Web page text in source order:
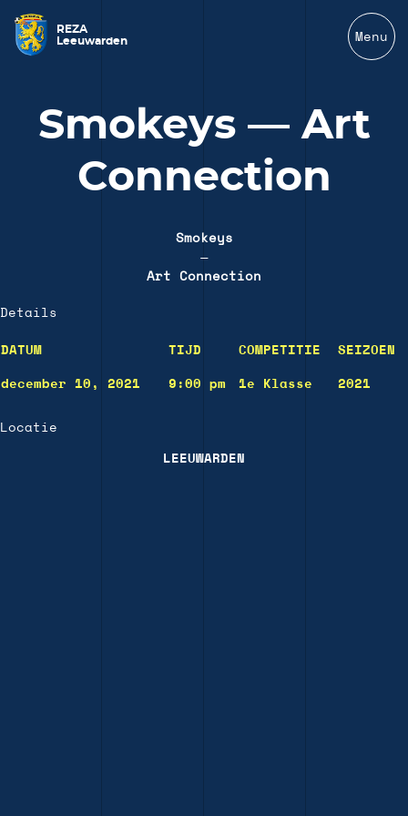
REZA
Leeuwarden
Menu
Smokeys — Art
Connection
Smokeys
—
Art Connection
Details
DATUM TIJD COMPETITIE SEIZOEN
december 10, 2021 9:00 pm 1e Klasse 2021
Locatie
LEEUWARDEN